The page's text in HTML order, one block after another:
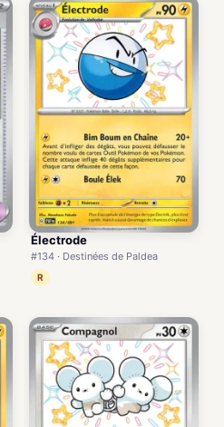
Électrode
#134 · Destinées de Paldea
R